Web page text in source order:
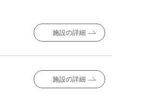
施設の詳細
施設の詳細